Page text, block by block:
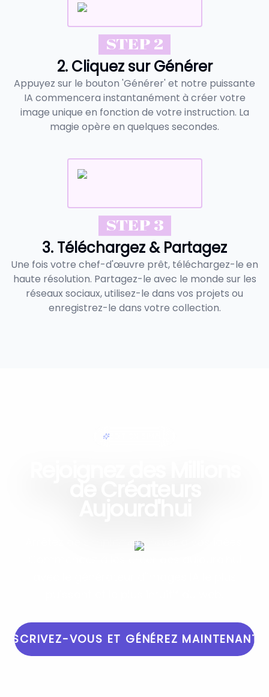
STEP 2
2. Cliquez sur Générer
Appuyez sur le bouton 'Générer' et notre puissante
IA commencera instantanément à créer votre
image unique en fonction de votre instruction. La
magie opère en quelques secondes.
STEP 3
3. Téléchargez & Partagez
Une fois votre chef-d'œuvre prêt, téléchargez-le en
haute résolution. Partagez-le avec le monde sur les
réseaux sociaux, utilisez-le dans vos projets ou
enregistrez-le dans votre collection.
Arrêtez de simplement rêver à vos idées.
INSCRIVEZ-VOUS ET GÉNÉREZ MAINTENANT